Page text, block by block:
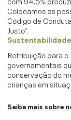
Colocamos as
Código de
Justo".
Sustentabilidade
Retribuição para
governamentais
conservação do
crianças em
Saiba mais sobre